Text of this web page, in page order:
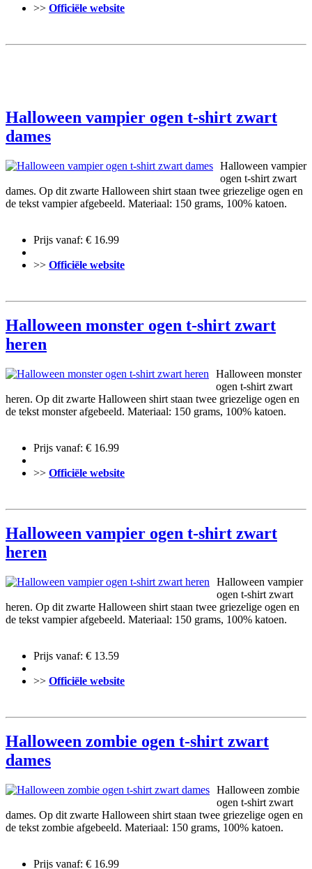
>> Officiële website
Halloween vampier ogen t-shirt zwart
dames
Halloween vampier
ogen t-shirt zwart
dames. Op dit zwarte Halloween shirt staan twee griezelige ogen en
de tekst vampier afgebeeld. Materiaal: 150 grams, 100% katoen.
Prijs vanaf: € 16.99
>> Officiële website
Halloween monster ogen t-shirt zwart
heren
Halloween monster
ogen t-shirt zwart
heren. Op dit zwarte Halloween shirt staan twee griezelige ogen en
de tekst monster afgebeeld. Materiaal: 150 grams, 100% katoen.
Prijs vanaf: € 16.99
>> Officiële website
Halloween vampier ogen t-shirt zwart
heren
Halloween vampier
ogen t-shirt zwart
heren. Op dit zwarte Halloween shirt staan twee griezelige ogen en
de tekst vampier afgebeeld. Materiaal: 150 grams, 100% katoen.
Prijs vanaf: € 13.59
>> Officiële website
Halloween zombie ogen t-shirt zwart
dames
Halloween zombie
ogen t-shirt zwart
dames. Op dit zwarte Halloween shirt staan twee griezelige ogen en
de tekst zombie afgebeeld. Materiaal: 150 grams, 100% katoen.
Prijs vanaf: € 16.99